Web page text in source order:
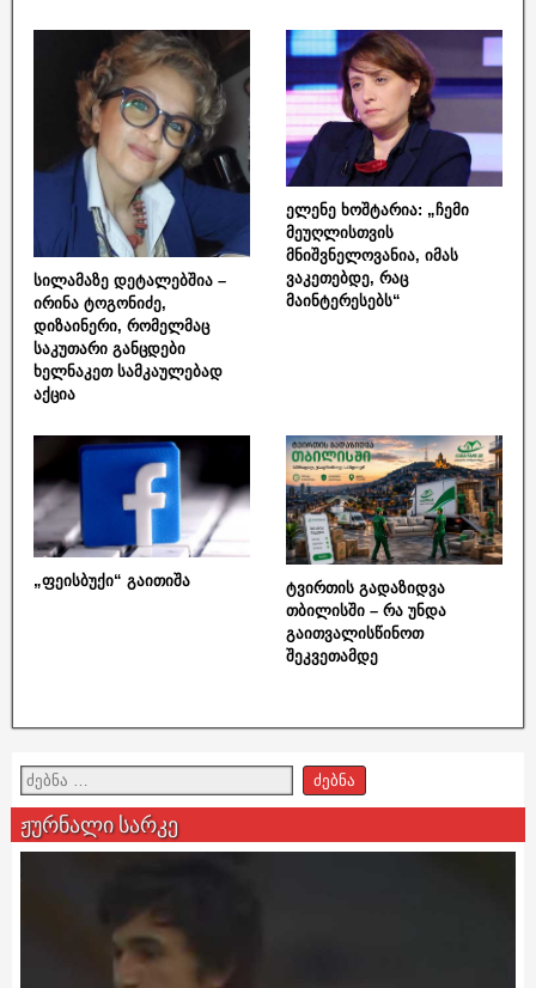
სილამაზე დეტალებშია –
ირინა ტოგონიძე,
დიზაინერი, რომელმაც
საკუთარი განცდები
ხელნაკეთ სამკაულებად
აქცია
ელენე ხოშტარია: „ჩემი
მეუღლისთვის
მნიშვნელოვანია, იმას
ვაკეთებდე, რაც
მაინტერესებს“
„ფეისბუქი“ გაითიშა
ტვირთის გადაზიდვა
თბილისში – რა უნდა
გაითვალისწინოთ
შეკვეთამდე
ჟურნალი სარკე